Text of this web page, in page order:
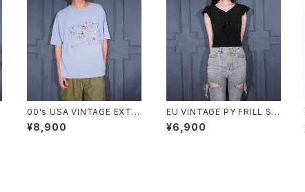
00's USA VINTAGE EXTR
A Elements PAINT DESIG
N T SHIRT/00年代アメリカ
¥8,900
EU VINTAGE PY FRILL SL
EEVE SHARING DESIGN H
ALF SLEEVE TOPS MADE
¥6,900